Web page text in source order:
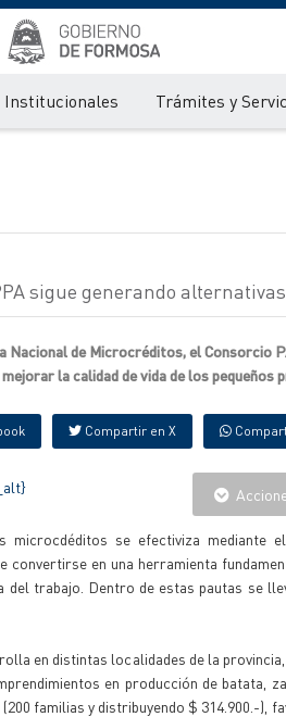
Institucionales Trámites y
sigue generando
Nacional de Microcréditos, el Consorcio
la calidad de vida de los pequeños
Compartir en X
microcdéditos se efectiviza mediante
convertirse en una herramienta
del trabajo. Dentro de estas pautas se
en distintas localidades de la
en producción de
familias y distribuyendo $ 314.900.-),